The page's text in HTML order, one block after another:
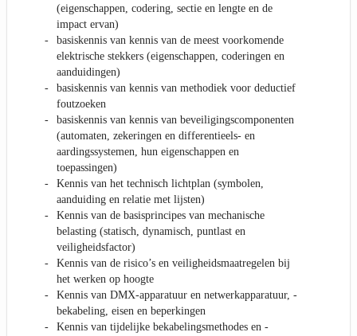
(eigenschappen, codering, sectie en lengte en de
impact ervan)
basiskennis van kennis van de meest voorkomende
elektrische stekkers (eigenschappen, coderingen en
aanduidingen)
basiskennis van kennis van methodiek voor deductief
foutzoeken
basiskennis van kennis van beveiligingscomponenten
(automaten, zekeringen en differentieels- en
aardingssystemen, hun eigenschappen en
toepassingen)
Kennis van het technisch lichtplan (symbolen,
aanduiding en relatie met lijsten)
Kennis van de basisprincipes van mechanische
belasting (statisch, dynamisch, puntlast en
veiligheidsfactor)
Kennis van de risico’s en veiligheidsmaatregelen bij
het werken op hoogte
Kennis van DMX-apparatuur en netwerkapparatuur, -
bekabeling, eisen en beperkingen
Kennis van tijdelijke bekabelingsmethodes en -